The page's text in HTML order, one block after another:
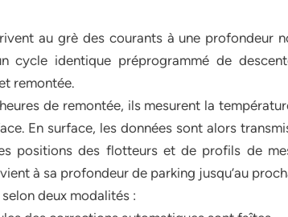
au grè des courants à une profondeur
cycle identique préprogrammé de
remontée.
de remontée, ils mesurent la
En surface, les données sont alors
positions des flotteurs et de profils de
à sa profondeur de parking jusqu’au
deux modalités :